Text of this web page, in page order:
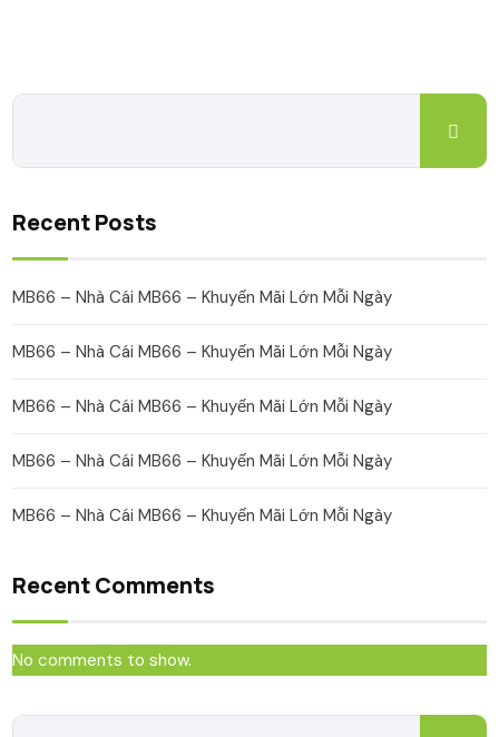
Recent Posts
MB66 – Nhà Cái MB66 – Khuyến Mãi Lớn Mỗi Ngày
MB66 – Nhà Cái MB66 – Khuyến Mãi Lớn Mỗi Ngày
MB66 – Nhà Cái MB66 – Khuyến Mãi Lớn Mỗi Ngày
MB66 – Nhà Cái MB66 – Khuyến Mãi Lớn Mỗi Ngày
MB66 – Nhà Cái MB66 – Khuyến Mãi Lớn Mỗi Ngày
Recent Comments
No comments to show.